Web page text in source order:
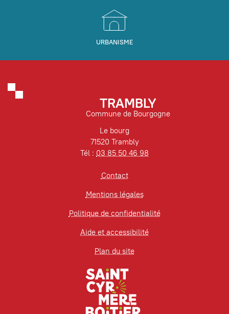
URBANISME
TRAMBLY
Commune de Bourgogne
Le bourg
71520 Trambly
Tél : 03 85 50 46 98
Contact
Mentions légales
Politique de confidentialité
Aide et accessibilité
Plan du site